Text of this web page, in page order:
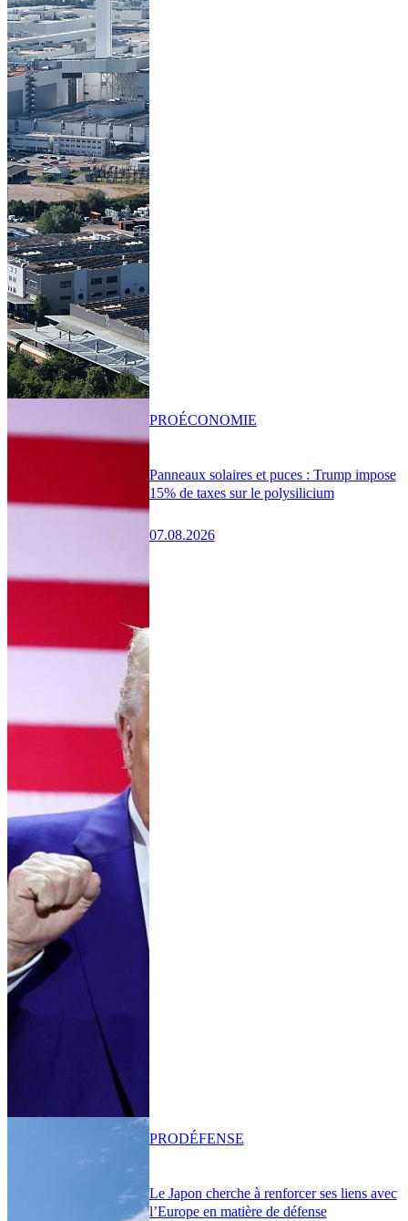
Panneaux solaires et puces : Trump impose
15% de taxes sur le polysilicium
07.08.2026
PROÉCONOMIE
Le Japon cherche à renforcer ses liens avec
l’Europe en matière de défense
PRODÉFENSE